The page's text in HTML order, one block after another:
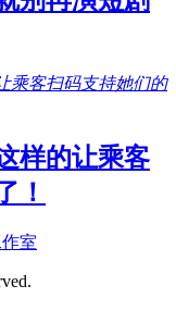
样的让乘客
！
室